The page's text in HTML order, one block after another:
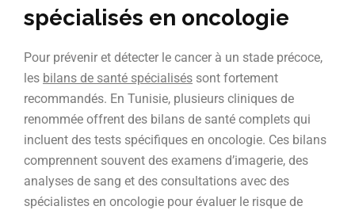
spécialisés en oncologie
Pour prévenir et détecter le cancer à un stade précoce,
les bilans de santé spécialisés sont fortement
recommandés. En Tunisie, plusieurs cliniques de
renommée offrent des bilans de santé complets qui
incluent des tests spécifiques en oncologie. Ces bilans
comprennent souvent des examens d’imagerie, des
analyses de sang et des consultations avec des
spécialistes en oncologie pour évaluer le risque de